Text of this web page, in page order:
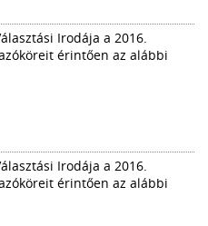
Irodája a 2016.
érintően az alábbi
Irodája a 2016.
érintően az alábbi